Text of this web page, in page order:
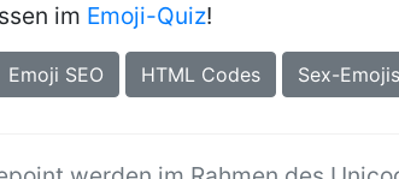
im Emoji-Quiz!
Emoji SEO HTML Codes Sex-Emojis